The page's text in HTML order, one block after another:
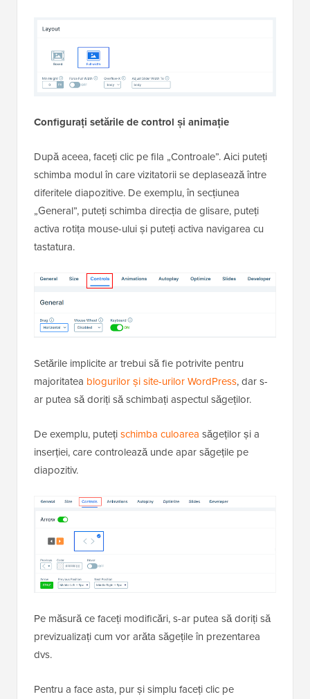
Configurați setările de control și animație
După aceea, faceți clic pe fila „Controale”. Aici puteți
schimba modul în care vizitatorii se deplasează între
diferitele diapozitive. De exemplu, în secțiunea
„General”, puteți schimba direcția de glisare, puteți
activa rotița mouse-ului și puteți activa navigarea cu
tastatura.
Setările implicite ar trebui să fie potrivite pentru
majoritatea blogurilor și site-urilor WordPress, dar s-
ar putea să doriți să schimbați aspectul săgeților.
De exemplu, putețischimba culoarea săgeților și a
inserției, care controlează unde apar săgețile pe
diapozitiv.
Pe măsură ce faceți modificări, s-ar putea să doriți să
previzualizați cum vor arăta săgețile în prezentarea
dvs.
Pentru a face asta, pur și simplu faceți clic pe